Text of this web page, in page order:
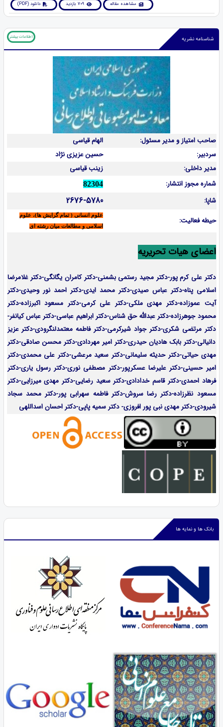
مشاهده مقاله 709 بازدید دانلود (PDF)
شناسنامه نشریه اطلاعات بیشتر
صاحب امتیاز و مدیر مسئول:
الهام قیاسی
سردبیر:
حسین عزیزی نژاد
مدیر داخلی:
زینب قیاسی
شماره مجوز انتشار:
82304
شاپا: 2676-5780
حیطه فعالیت:
علوم انسانی ( تمام گرایش ها)، علوم
اسلامی و مطالعات میان رشته ای
اعضای هیات تحریریه
دکتر علی کرم پور-دکتر مجید رستمی بشمنی-دکتر کامران یگانگی-دکتر غلامرضا
اسلامی پناه-دکتر عباس صیدی-دکتر محمد ایدی-دکتر احمد نور وحیدی-دکتر
آیت عموزاده-دکتر مهدی ملکی-دکتر علی کرمی-دکتر مسعود اکبرزاده-دکتر
محمود جوهرزاده-دکتر عبدالله حق شناس-دکتر ابراهیم عباسی-دکتر عباس کیانفر-
دکتر مرتضی شکری-دکتر جواد شیرکرمی-دکتر فاطمه معتمدلنگرودی-دکتر عزیز
دانیالی-دکتر بابک هادیان حیدری-دکتر امیر مهردادی-دکتر محسن صادقی-دکتر
مهدی حیاتی-دکتر حدیثه سلیمانی-دکتر سعید مرعشی-دکتر علی محمدی-دکتر
امیر حسینی-دکتر علیرضا عسکرپور-دکتر مصطفی نوری-دکتر رسول یاری-دکتر
فرهاد احمدی-دکتر قاسم خدادادی-دکتر سعید رضایی-دکتر مهدی میرزایی-دکتر
مسعود نظرزاده-دکتر رضا سروش-دکتر فاطمه سهرابی پور-دکتر محمد سجاد
شیرودی-دکتر مهدی نبی پور افروزی- دکتر سمیه پاپی-دکتر احسان اسداللهی
بانک ها و نمایه ها